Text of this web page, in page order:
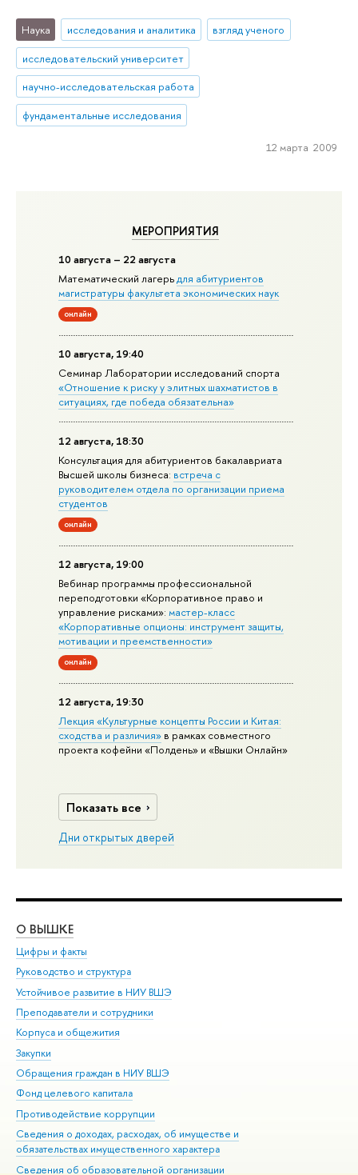
МЕРОПРИЯТИЯ
10 августа – 22 августа
Математический лагерьдля абитуриентов
магистратуры факультета экономических наук
онлайн
10 августа, 19:40
Семинар Лаборатории исследований спорта
«Отношение к риску у элитных шахматистов в
ситуациях, где победа обязательна»
12 августа, 18:30
Консультация для абитуриентов бакалавриата
Высшей школы бизнеса: встреча с
руководителем отдела по организации приема
студентов
онлайн
12 августа, 19:00
Вебинар программы профессиональной
переподготовки «Корпоративное право и
управление рисками»:мастер-класс
«Корпоративные опционы: инструмент защиты,
мотивации и преемственности»
онлайн
12 августа, 19:30
Лекция «Культурные концепты России и Китая:
сходства и различия» в рамках совместного
проекта кофейни «Полдень» и «Вышки Онлайн»
Показать все
Дни открытых дверей
Наука исследования и аналитика
взгляд ученого
исследовательский университет
научно-исследовательская работа
фундаментальные исследования
12 марта 2009
О ВЫШКЕ
Цифры и факты
Руководство и структура
Устойчивое развитие в НИУ ВШЭ
Преподаватели и сотрудники
Корпуса и общежития
Закупки
Обращения граждан в НИУ ВШЭ
Фонд целевого капитала
Противодействие коррупции
Сведения о доходах, расходах, об имуществе и
обязательствах имущественного характера
Сведения об образовательной организации